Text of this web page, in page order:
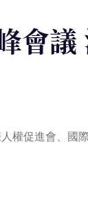
會議
權促進會、國